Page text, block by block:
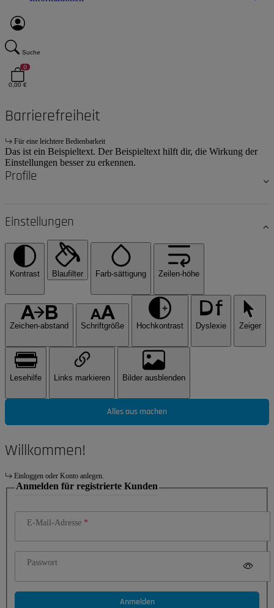
Suche
0
0,00 €
Barrierefreiheit
Für eine leichtere Bedienbarkeit
Das ist ein Beispieltext. Der Beispieltext hilft dir, die Wirkung der
Einstellungen besser zu erkennen.
Profile
Einstellungen
Kontrast Blaufilter Farb-sättigung Zeilen-höhe
Zeichen-abstand Schriftgröße Hochkontrast Dyslexie Zeiger
Lesehilfe Links markieren Bilder ausblenden
Alles aus machen
Willkommen!
Einloggen oder Konto anlegen.
Anmelden für registrierte Kunden
E-Mail-Adresse
Passwort
Anmelden